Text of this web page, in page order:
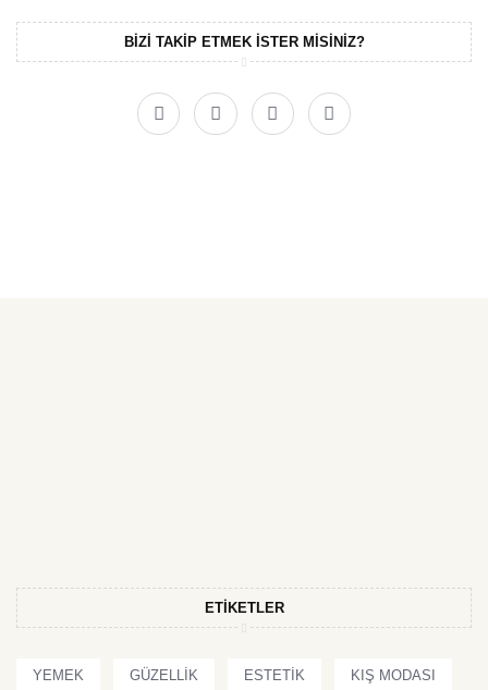
BIZI TAKIP ETMEK ISTER MISINIZ?
ETIKETLER
YEMEK GÜZELLIK ESTETIK KIŞ MODASI